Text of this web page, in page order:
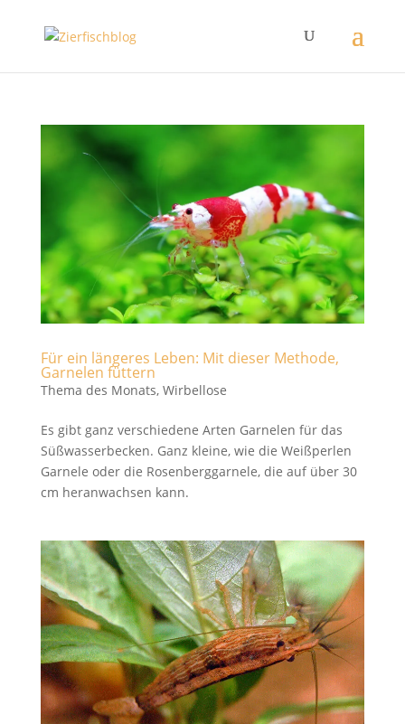
Für ein längeres Leben: Mit dieser Methode,
Garnelen füttern
Thema des Monats, Wirbellose
Es gibt ganz verschiedene Arten Garnelen für das
Süßwasserbecken. Ganz kleine, wie die Weißperlen
Garnele oder die Rosenberggarnele, die auf über 30
cm heranwachsen kann.